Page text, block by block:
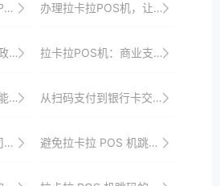
办理拉卡拉POS机，让您的支付过程更加高效便捷
析 拉卡拉POS机：商业支付的新选择
从扫码支付到银行卡交易，拉卡拉POS机功能一网打尽
避免拉卡拉 POS 机跳码的方法